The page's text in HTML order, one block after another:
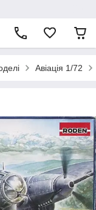
Авіація 1/72